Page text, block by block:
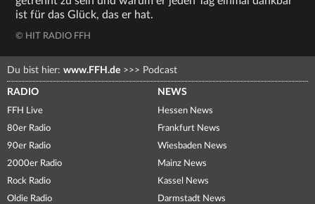
ist für das Glück, das er hat.
© HIT RADIO FFH
Du bist hier: www.FFH.de >>> Podcast
RADIO
FFH Live
80er Radio
90er Radio
2000er Radio
Rock Radio
Oldie Radio
NEWS
Hessen News
Frankfurt News
Wiesbaden News
Mainz News
Kassel News
Darmstadt News